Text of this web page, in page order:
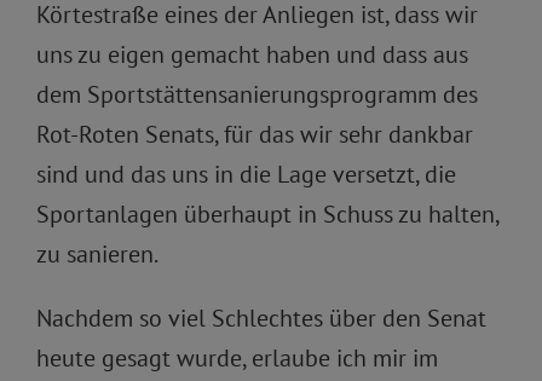
Körtestraße eines der Anliegen ist, dass wir
uns zu eigen gemacht haben und dass aus
dem Sportstättensanierungsprogramm des
Rot-Roten Senats, für das wir sehr dankbar
sind und das uns in die Lage versetzt, die
Sportanlagen überhaupt in Schuss zu halten,
zu sanieren.
Nachdem so viel Schlechtes über den Senat
heute gesagt wurde, erlaube ich mir im